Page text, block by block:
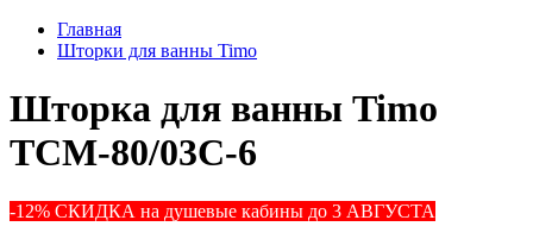
Главная
Шторки для ванны Timo
Шторка для ванны Timo
TCM-80/03C-6
-12% СКИДКА на душевые кабины до 3 АВГУСТА